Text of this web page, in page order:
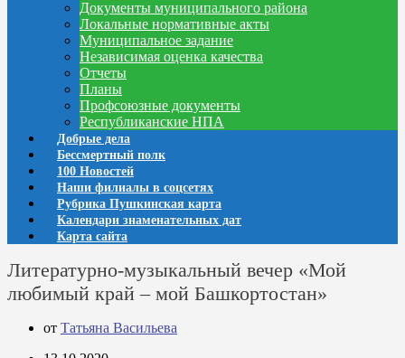
Документы муниципального района
Локальные нормативные акты
Муниципальное задание
Независимая оценка качества
Отчеты
Планы
Профсоюзные документы
Республиканские НПА
Добрые дела
Бессмертный полк
100 Новостей
Наши филиалы в соцсетях
Рубрика Пушкинская карта
Календари знаменательных дат
Карта сайта
Литературно-музыкальный вечер «Мой
любимый край – мой Башкортостан»
от Татьяна Васильева